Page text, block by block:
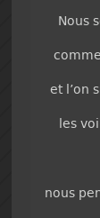
Nous
et l’on
les
nous